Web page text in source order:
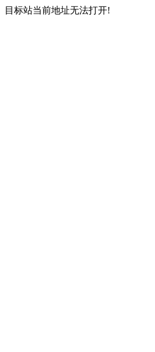
目标站当前地址无法打开!